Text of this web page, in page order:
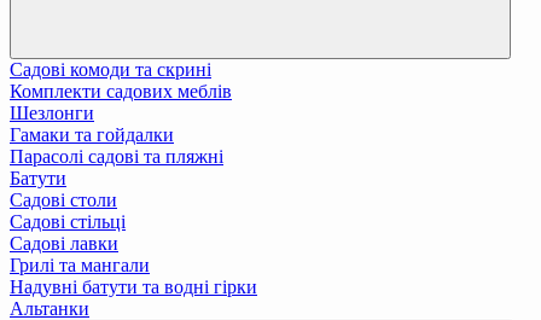
Садові комоди та скрині
Комплекти садових меблів
Шезлонги
Гамаки та гойдалки
Парасолі садові та пляжні
Батути
Садові столи
Садові стільці
Садові лавки
Грилі та мангали
Надувні батути та водні гірки
Альтанки